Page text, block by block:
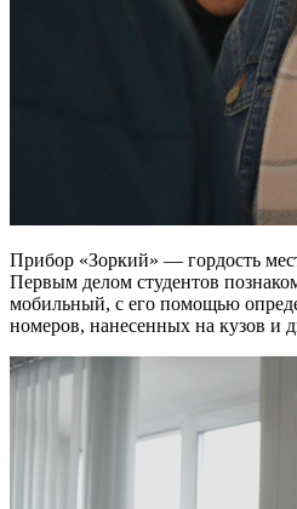
Прибор «Зоркий» — гордость
Первым делом студентов
мобильный, с его помощью
номеров, нанесенных на кузов и